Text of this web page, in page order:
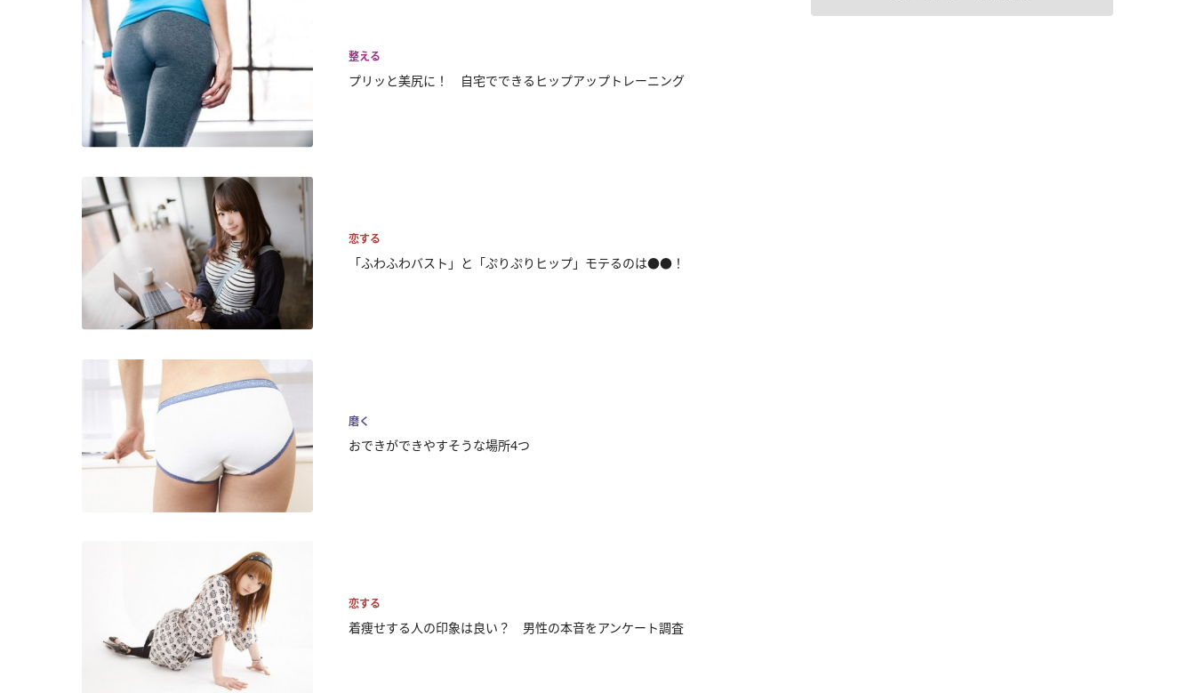
整える
プリッと美尻に！ 自宅でできるヒップアップトレーニング
恋する
「ふわふわバスト」と「ぷりぷりヒップ」モテるのは●●！
磨く
おできができやすそうな場所4つ
恋する
着痩せする人の印象は良い？ 男性の本音をアンケート調査